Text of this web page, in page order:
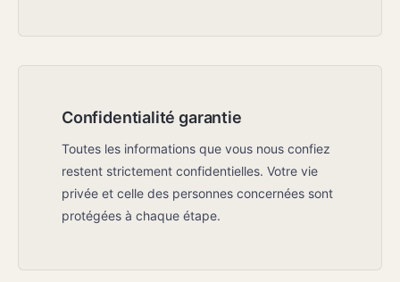
Confidentialité garantie
Toutes les informations que vous nous confiez
restent strictement confidentielles. Votre vie
privée et celle des personnes concernées sont
protégées à chaque étape.